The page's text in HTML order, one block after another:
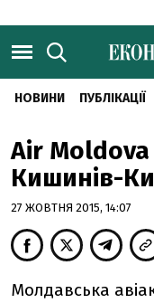
НОВИНИ ПУБЛІКАЦІЇ
Air Moldova
Кишинів-
27 ЖОВТНЯ 2015, 14:07
Молдавська